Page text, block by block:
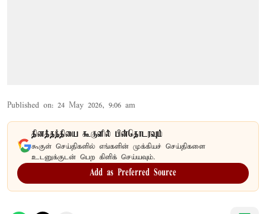
Published on: 24 May 2026, 9:06 am
தினத்தந்தியை கூகுளில் பின்தொடரவும்
கூகுள் செய்திகளில் எங்களின் முக்கியச் செய்திகளை
உடனுக்குடன் பெற கிளிக் செய்யவும்.
Add as Preferred Source